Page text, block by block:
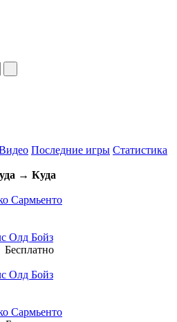
Последние игры Статистика
→ Куда
Сармьенто
Олд Бойз
Бесплатно
Олд Бойз
Сармьенто